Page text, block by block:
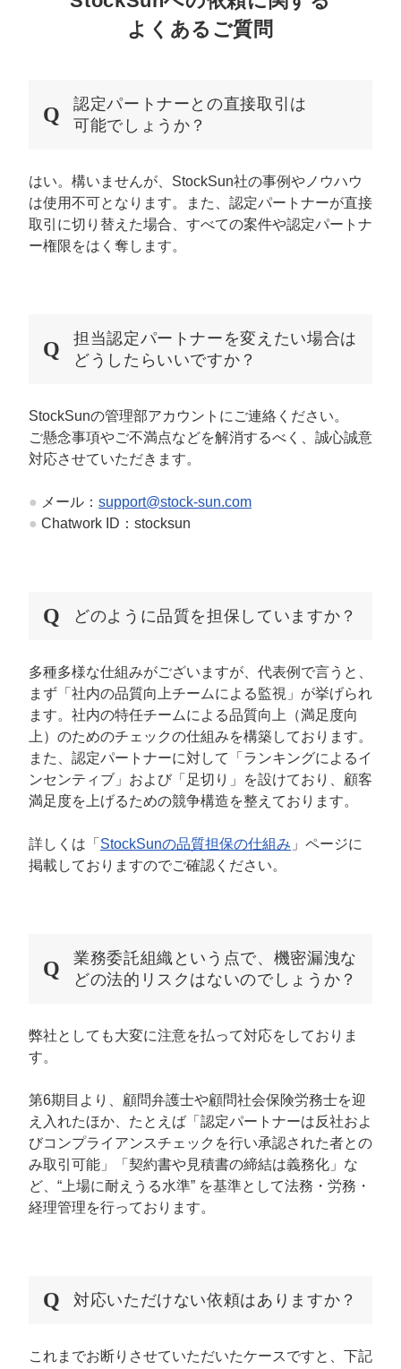
よくあるご質問
認定パートナーとの直接取引は
可能でしょうか？
はい。構いませんが、StockSun社の事例やノウハウ
は使用不可となります。また、認定パートナーが直接
取引に切り替えた場合、すべての案件や認定パートナ
ー権限をはく奪します。
担当認定パートナーを変えたい場合は
どうしたらいいですか？
StockSunの管理部アカウントにご連絡ください。
ご懸念事項やご不満点などを解消するべく、誠心誠意
対応させていただきます。
● メール： support@stock-sun.com
● Chatwork ID：stocksun
どのように品質を担保していますか？
多種多様な仕組みがございますが、代表例で言うと、
まず「社内の品質向上チームによる監視」が挙げられ
ます。社内の特任チームによる品質向上（満足度向
上）のためのチェックの仕組みを構築しております。
また、認定パートナーに対して「ランキングによるイ
ンセンティブ」および「足切り」を設けており、顧客
満足度を上げるための競争構造を整えております。
詳しくは「 StockSunの品質担保の仕組み 」ページに
掲載しておりますのでご確認ください。
業務委託組織という点で、機密漏洩な
どの法的リスクはないのでしょうか？
弊社としても大変に注意を払って対応をしておりま
す。
第6期目より、顧問弁護士や顧問社会保険労務士を迎
え入れたほか、たとえば「認定パートナーは反社およ
びコンプライアンスチェックを行い承認された者との
み取引可能」「契約書や見積書の締結は義務化」な
ど、“上場に耐えうる水準” を基準として法務・労務・
経理管理を行っております。
対応いただけない依頼はありますか？
これまでお断りさせていただいたケースですと、下記